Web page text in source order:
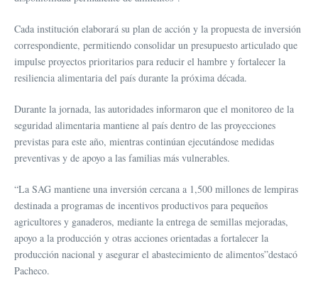
Cada institución elaborará su plan de acción y la propuesta de inversión
correspondiente, permitiendo consolidar un presupuesto articulado que
impulse proyectos prioritarios para reducir el hambre y fortalecer la
resiliencia alimentaria del país durante la próxima década.
Durante la jornada, las autoridades informaron que el monitoreo de la
seguridad alimentaria mantiene al país dentro de las proyecciones
previstas para este año, mientras continúan ejecutándose medidas
preventivas y de apoyo a las familias más vulnerables.
“La SAG mantiene una inversión cercana a 1,500 millones de lempiras
destinada a programas de incentivos productivos para pequeños
agricultores y ganaderos, mediante la entrega de semillas mejoradas,
apoyo a la producción y otras acciones orientadas a fortalecer la
producción nacional y asegurar el abastecimiento de alimentos”destacó
Pacheco.